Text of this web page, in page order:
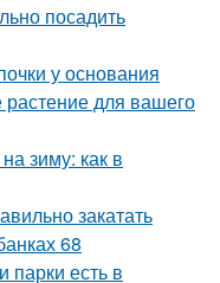
посадить
у основания
для вашего
зиму: как в
закатать
68
парки есть в